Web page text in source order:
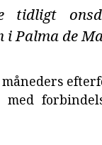
tidligt
Palma de